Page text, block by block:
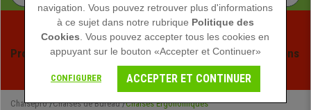
Profitez des soldes d'été chez Chaisepro ! Des réductions
exclusives pour une durée limitée - Voir l'offre
Chaisepro Chaises de Bureau Chaises Ergonomiques
navigation. Vous pouvez retrouver plus d'informations
à ce sujet dans notre rubrique Politique des
Cookies . Vous pouvez accepter tous les cookies en
appuyant sur le bouton «Accepter et Continuer»
CONFIGURER ACCEPTER ET CONTINUER